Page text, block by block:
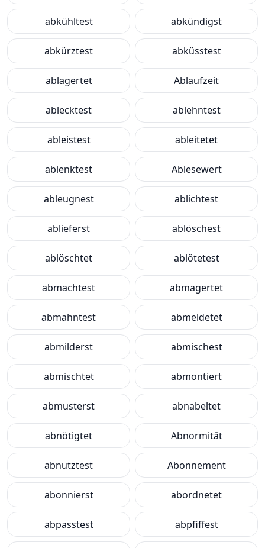
abkühltest abkündigst
abkürztest abküsstest
ablagertet Ablaufzeit
ablecktest ablehntest
ableistest ableitetet
ablenktest Ablesewert
ableugnest ablichtest
ablieferst ablöschest
ablöschtet ablötetest
abmachtest abmagertet
abmahntest abmeldetet
abmilderst abmischest
abmischtet abmontiert
abmusterst abnabeltet
abnötigtet Abnormität
abnutztest Abonnement
abonnierst abordnetet
abpasstest abpfiffest